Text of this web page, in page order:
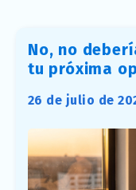
No, no
tu próxima
26 de julio de